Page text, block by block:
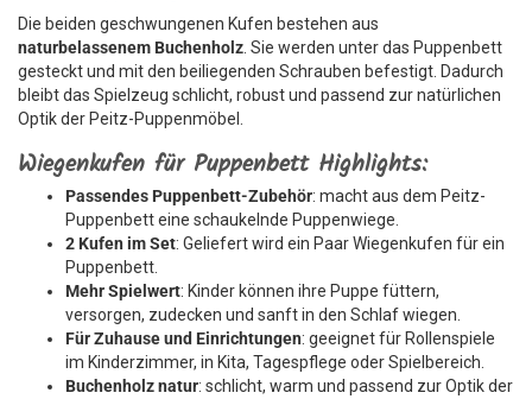
Die beiden geschwungenen Kufen bestehen aus
naturbelassenem Buchenholz . Sie werden unter das Puppenbett
gesteckt und mit den beiliegenden Schrauben befestigt. Dadurch
bleibt das Spielzeug schlicht, robust und passend zur natürlichen
Optik der Peitz-Puppenmöbel.
Wiegenkufen für Puppenbett Highlights:
Passendes Puppenbett-Zubehör: macht aus dem Peitz-
Puppenbett eine schaukelnde Puppenwiege.
2 Kufen im Set: Geliefert wird ein Paar Wiegenkufen für ein
Puppenbett.
Mehr Spielwert: Kinder können ihre Puppe füttern,
versorgen, zudecken und sanft in den Schlaf wiegen.
Für Zuhause und Einrichtungen: geeignet für Rollenspiele
im Kinderzimmer, in Kita, Tagespflege oder Spielbereich.
Buchenholz natur: schlicht, warm und passend zur Optik der